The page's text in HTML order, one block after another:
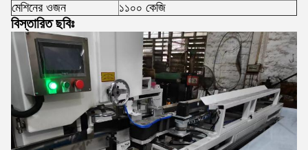
মেশিনের ওজন
১১০০ কেজি
বিস্তারিত ছবিঃ